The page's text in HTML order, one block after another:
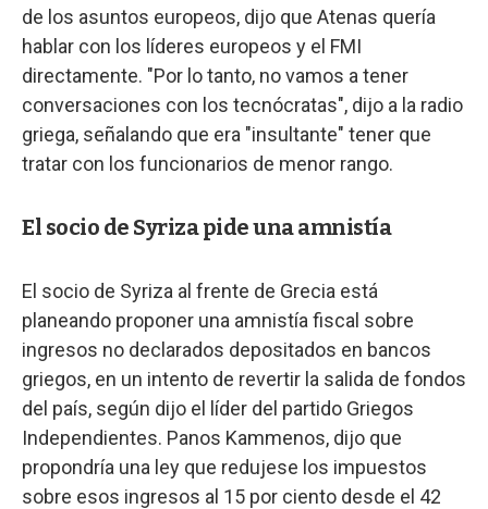
de los asuntos europeos, dijo que Atenas quería
hablar con los líderes europeos y el FMI
directamente. "Por lo tanto, no vamos a tener
conversaciones con los tecnócratas", dijo a la radio
griega, señalando que era "insultante" tener que
tratar con los funcionarios de menor rango.
El socio de Syriza pide una amnistía
El socio de Syriza al frente de Grecia está
planeando proponer una amnistía fiscal sobre
ingresos no declarados depositados en bancos
griegos, en un intento de revertir la salida de fondos
del país, según dijo el líder del partido Griegos
Independientes. Panos Kammenos, dijo que
propondría una ley que redujese los impuestos
sobre esos ingresos al 15 por ciento desde el 42